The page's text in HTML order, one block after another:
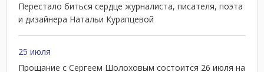
Перестало биться сердце журналиста, писателя, поэта
и дизайнера Натальи Курапцевой
25 июля
Прощание с Сергеем Шолоховым состоится 26 июля на